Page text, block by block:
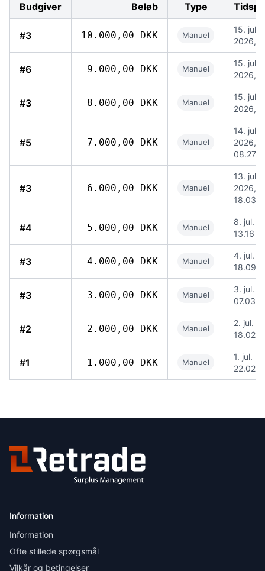
Budgiver Beløb Type
#3 10.000,00 DKK Manuel
15. jul.
2026,
#6 9.000,00 DKK Manuel
15. jul.
2026,
#3 8.000,00 DKK Manuel
15. jul.
2026,
#5 7.000,00 DKK Manuel
14. jul.
2026,
08.27
#3 6.000,00 DKK Manuel
13. jul.
2026,
18.03
#4 5.000,00 DKK Manuel
8. jul.
13.16
#3 4.000,00 DKK Manuel
4. jul.
18.09
#3 3.000,00 DKK Manuel
3. jul.
07.03
#2 2.000,00 DKK Manuel
2. jul.
18.02
#1 1.000,00 DKK Manuel
1. jul.
22.02
Information
Information
Ofte stillede spørgsmål
Vilkår og betingelser